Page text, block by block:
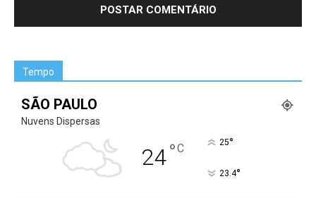
Tempo
SÃO PAULO
Nuvens Dispersas
24°C 25°
23.4°